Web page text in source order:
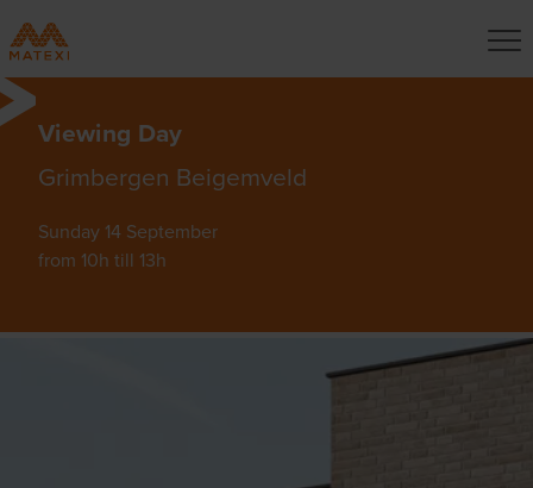
Viewing Day
Grimbergen Beigemveld
Sunday 14 September
from 10h till 13h